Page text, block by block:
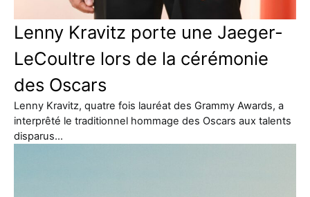
Lenny Kravitz porte une Jaeger-
LeCoultre lors de la cérémonie
des Oscars
Lenny Kravitz, quatre fois lauréat des Grammy Awards, a
interprêté le traditionnel hommage des Oscars aux talents
disparus…